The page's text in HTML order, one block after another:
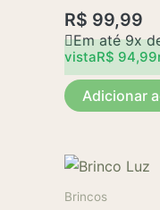
R$ 99,99
Em até 9x
vistaR$ 94,99
Adicionar
Brincos